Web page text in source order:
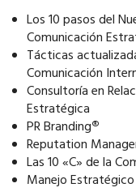
Los 10 pasos del
Comunicación
Tácticas
Comunicación
Consultoría en
Estratégica
PR Branding®
Reputation
Las 10 «C» de la
Manejo